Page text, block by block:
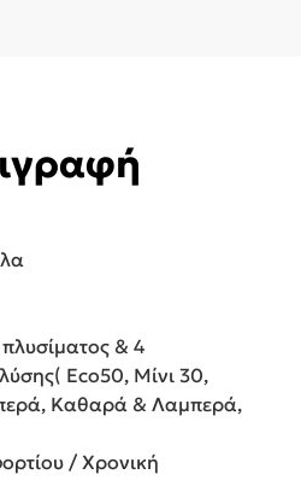
& 4
Eco50, Μίνι 30,
Καθαρά & Λαμπερά,
/ Χρονική